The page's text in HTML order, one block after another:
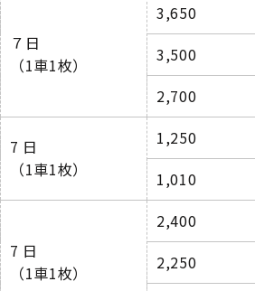
７日
（1車1枚）
3,650
3,500
2,700
7 日
（1車1枚）
1,250
1,010
7 日
（1車1枚）
2,400
2,250